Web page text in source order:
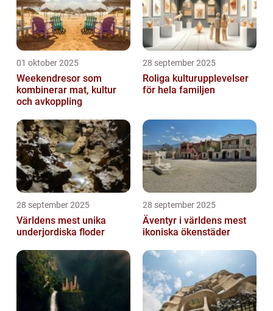
01 oktober 2025
Weekendresor som
kombinerar mat, kultur
och avkoppling
28 september 2025
Roliga kulturupplevelser
för hela familjen
28 september 2025
Världens mest unika
underjordiska floder
28 september 2025
Äventyr i världens mest
ikoniska ökenstäder